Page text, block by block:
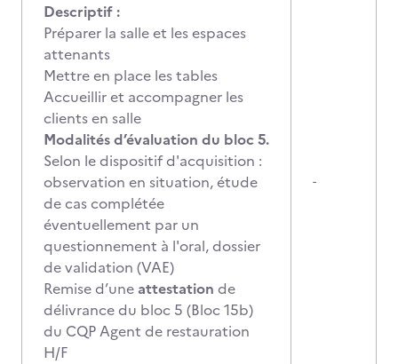
Descriptif :
Préparer la salle et les espaces
attenants
Mettre en place les tables
Accueillir et accompagner les
clients en salle
Modalités d’évaluation du bloc 5.
Selon le dispositif d'acquisition :
observation en situation, étude
de cas complétée
éventuellement par un
questionnement à l'oral, dossier
de validation (VAE)
Remise d’une attestation de
délivrance du bloc 5 (Bloc 15b)
du CQP Agent de restauration
H/F
-